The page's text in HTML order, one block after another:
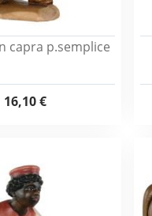
capra p.semplice
16,10 €